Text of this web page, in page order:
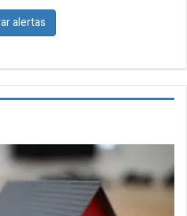
alertas